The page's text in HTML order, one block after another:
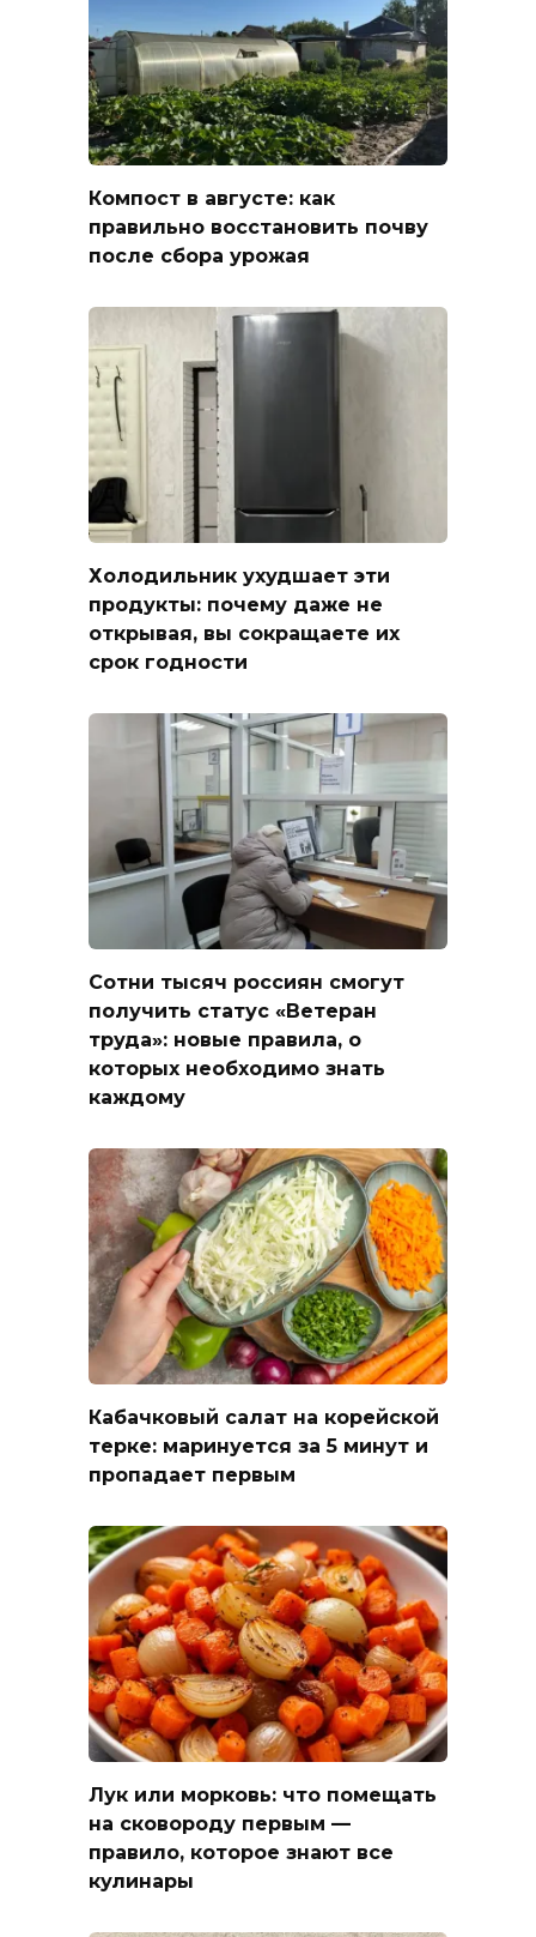
Компост в августе: как
правильно восстановить почву
после сбора урожая
Холодильник ухудшает эти
продукты: почему даже не
открывая, вы сокращаете их
срок годности
Сотни тысяч россиян смогут
получить статус «Ветеран
труда»: новые правила, о
которых необходимо знать
каждому
Кабачковый салат на корейской
терке: маринуется за 5 минут и
пропадает первым
Лук или морковь: что помещать
на сковороду первым —
правило, которое знают все
кулинары